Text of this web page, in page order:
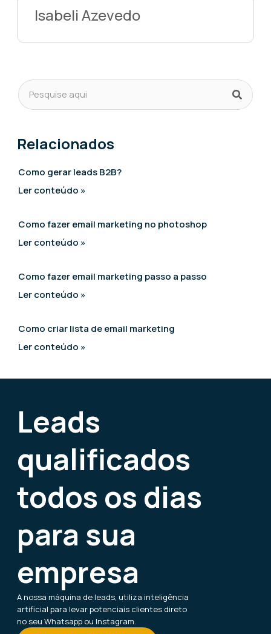
Isabeli Azevedo
Relacionados
Como gerar leads B2B?
Ler conteúdo »
Como fazer email marketing no photoshop
Ler conteúdo »
Como fazer email marketing passo a passo
Ler conteúdo »
Como criar lista de email marketing
Ler conteúdo »
Leads
qualificados
todos os dias
para sua
empresa
A nossa máquina de leads, utiliza inteligência
artificial para levar potenciais clientes direto
no seu Whatsapp ou Instagram.